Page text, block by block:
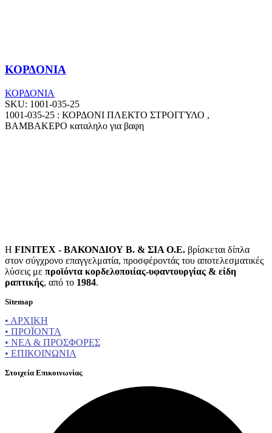
ΚΟΡΔΟΝΙΑ
ΚΟΡΔΟΝΙΑ
SKU: 1001-035-25
1001-035-25 : ΚΟΡΔΟΝΙ ΠΛΕΚΤΟ ΣΤΡΟΓΓΥΛΟ ,
ΒΑΜΒΑΚΕΡΟ καταληλο για βαφη
Η FINITEX - ΒΑΚΟΝΔΙΟΥ Β. & ΣΙΑ Ο.Ε. βρίσκεται δίπλα
στον σύγχρονο επαγγελματία, προσφέροντάς του αποτελεσματικές
λύσεις με προϊόντα κορδελοποιίας-υφαντουργίας & είδη
ραπτικής, από το 1984.
Sitemap
• ΑΡΧΙΚΗ
• ΠΡΟΪΟΝΤΑ
• ΝΕΑ & ΠΡΟΣΦΟΡΕΣ
• ΕΠΙΚΟΙΝΩΝΙΑ
Στοιχεία Επικοινωνίας